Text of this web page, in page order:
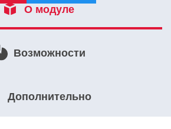
компьютере
Забыли свой пароль?
О модуле
Возможности
Дополнительно